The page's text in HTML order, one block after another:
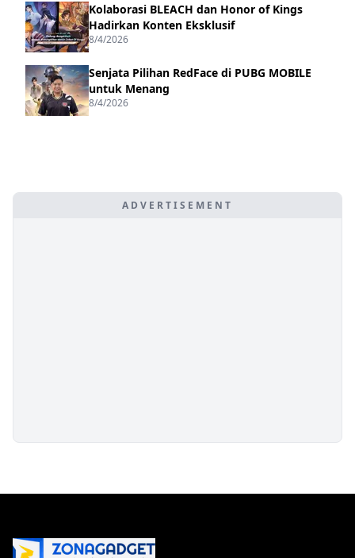
Kolaborasi BLEACH dan Honor of Kings
Hadirkan Konten Eksklusif
8/4/2026
Senjata Pilihan RedFace di PUBG MOBILE
untuk Menang
8/4/2026
ADVERTISEMENT